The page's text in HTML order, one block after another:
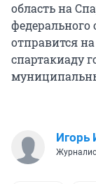
область на
отправится
спартакиаду
Игорь